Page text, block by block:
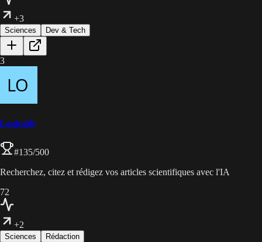
+3
Sciences Dev & Tech
3
Logically
#135/500
Recherchez, citez et rédigez vos articles scientifiques avec l'IA
72
+2
Sciences Rédaction